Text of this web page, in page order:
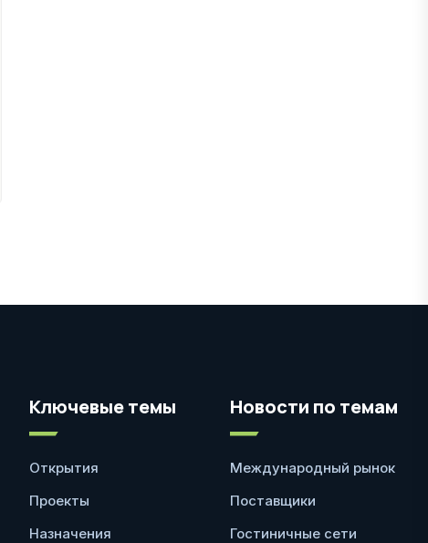
Ключевые темы
Открытия
Проекты
Назначения
Новости по темам
Международный рынок
Поставщики
Гостиничные сети